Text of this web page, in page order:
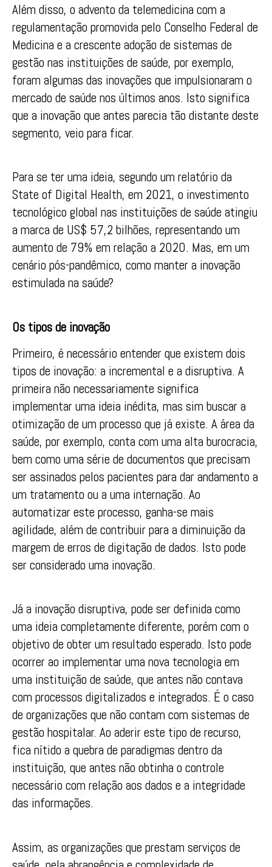
Além disso, o advento da telemedicina com a
regulamentação promovida pelo Conselho Federal de
Medicina e a crescente adoção de sistemas de
gestão nas instituições de saúde, por exemplo,
foram algumas das inovações que impulsionaram o
mercado de saúde nos últimos anos. Isto significa
que a inovação que antes parecia tão distante deste
segmento, veio para ficar.
Para se ter uma ideia, segundo um relatório da
State of Digital Health, em 2021, o investimento
tecnológico global nas instituições de saúde atingiu
a marca de US$ 57,2 bilhões, representando um
aumento de 79% em relação a 2020. Mas, em um
cenário pós-pandêmico, como manter a inovação
estimulada na saúde?
Os tipos de inovação
Primeiro, é necessário entender que existem dois
tipos de inovação: a incremental e a disruptiva. A
primeira não necessariamente significa
implementar uma ideia inédita, mas sim buscar a
otimização de um processo que já existe. A área da
saúde, por exemplo, conta com uma alta burocracia,
bem como uma série de documentos que precisam
ser assinados pelos pacientes para dar andamento a
um tratamento ou a uma internação. Ao
automatizar este processo, ganha-se mais
agilidade, além de contribuir para a diminuição da
margem de erros de digitação de dados. Isto pode
ser considerado uma inovação.
Já a inovação disruptiva, pode ser definida como
uma ideia completamente diferente, porém com o
objetivo de obter um resultado esperado. Isto pode
ocorrer ao implementar uma nova tecnologia em
uma instituição de saúde, que antes não contava
com processos digitalizados e integrados. É o caso
de organizações que não contam com sistemas de
gestão hospitalar. Ao aderir este tipo de recurso,
fica nítido a quebra de paradigmas dentro da
instituição, que antes não obtinha o controle
necessário com relação aos dados e a integridade
das informações.
Assim, as organizações que prestam serviços de